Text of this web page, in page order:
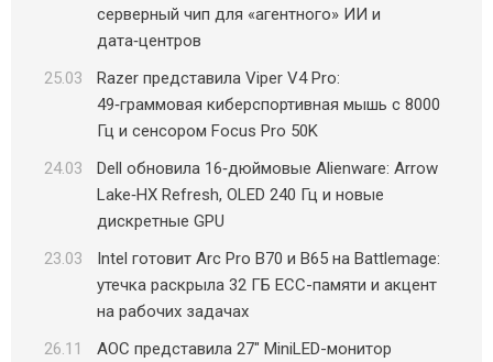
серверный чип для «агентного» ИИ и
дата‑центров
25.03
Razer представила Viper V4 Pro:
49‑граммовая киберспортивная мышь с 8000
Гц и сенсором Focus Pro 50K
24.03
Dell обновила 16‑дюймовые Alienware: Arrow
Lake‑HX Refresh, OLED 240 Гц и новые
дискретные GPU
23.03
Intel готовит Arc Pro B70 и B65 на Battlemage:
утечка раскрыла 32 ГБ ECC-памяти и акцент
на рабочих задачах
26.11
AOC представила 27″ MiniLED-монитор